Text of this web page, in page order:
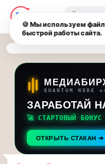
Последние
новости
и
обновления
потока:
Друзья,
приглашаем
на
музыкальную
—
чат-
🔍
QUANTUM NODE
ЗАРАБОТАЙ
🚀 СТАРТОВЫЙ
ОТКРЫТЬ СТАКАН ➔
🍪 Мы используем
быстрой работы сайта.